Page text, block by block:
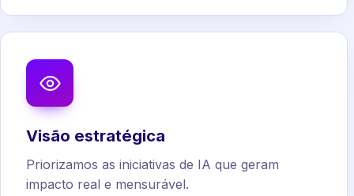
Visão estratégica
Priorizamos as iniciativas de IA que geram
impacto real e mensurável.